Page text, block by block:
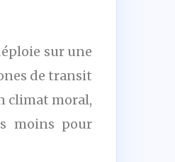
sur une
de transit
climat moral,
moins pour